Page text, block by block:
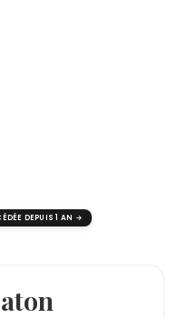
DEPUIS 1 AN →